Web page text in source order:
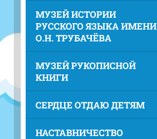
МУЗЕЙ ИСТОРИИ
РУССКОГО ЯЗЫКА ИМЕНИ
О.Н. ТРУБАЧЁВА
МУЗЕЙ РУКОПИСНОЙ
КНИГИ
СЕРДЦЕ ОТДАЮ ДЕТЯМ
НАСТАВНИЧЕСТВО